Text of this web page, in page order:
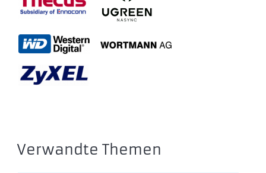
WDBVBZ0010JCH
WDBVBZ0020JCH
WDBVBZ0200JCH
WDBVBZ0200JCH-EESN
WDBVBZ0320JCH
WDBVBZ0000NCH
Verwandte Themen